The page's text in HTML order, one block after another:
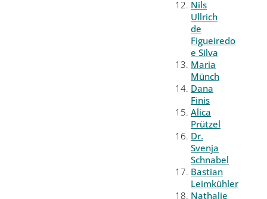
Nils
Ullrich
de
Figueiredo
e Silva
Maria
Münch
Dana
Finis
Alica
Prützel
Dr.
Svenja
Schnabel
Bastian
Leimkühler
Nathalie